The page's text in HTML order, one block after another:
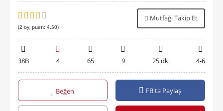
(2 oy, puan: 4.50)
Mutfağı Takip Et
38B 4 65 9 25 dk. 4-6
Beğen FB'ta Paylaş